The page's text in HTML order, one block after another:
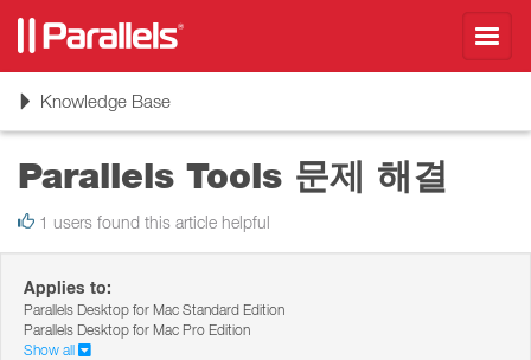
ToggleKnowledge Base
Parallels Tools 문제 해결
1 users found this article helpful
Applies to:
Parallels Desktop for Mac Standard Edition
Parallels Desktop for Mac Pro Edition
Show all